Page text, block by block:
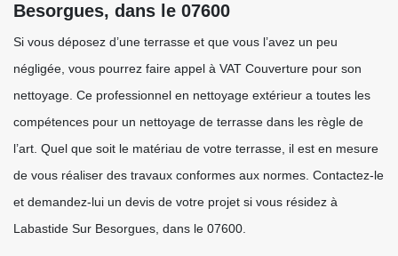
Besorgues, dans le 07600
Si vous déposez d’une terrasse et que vous l’avez un peu
négligée, vous pourrez faire appel à VAT Couverture pour son
nettoyage. Ce professionnel en nettoyage extérieur a toutes les
compétences pour un nettoyage de terrasse dans les règle de
l’art. Quel que soit le matériau de votre terrasse, il est en mesure
de vous réaliser des travaux conformes aux normes. Contactez-le
et demandez-lui un devis de votre projet si vous résidez à
Labastide Sur Besorgues, dans le 07600.